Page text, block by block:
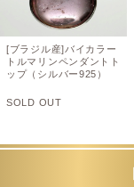
[ブラジル産]バイカラー
トルマリンペンダントト
ップ（シルバー925）
SOLD OUT